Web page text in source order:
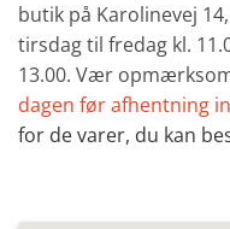
butik på Karolinevej
tirsdag til fredag kl.
13.00. Vær
dagen før afhentning
for de varer, du kan